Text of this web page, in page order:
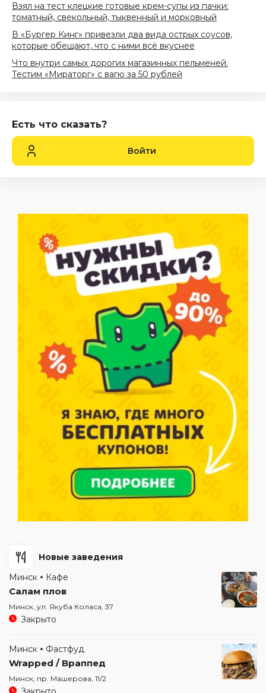
Взял на тест клецкие готовые крем-супы из пачки:
томатный, свекольный, тыквенный и морковный
В «Бургер Кинг» привезли два вида острых соусов,
которые обещают, что с ними всё вкуснее
Что внутри самых дорогих магазинных пельменей.
Тестим «Мираторг» с вагю за 50 рублей
Есть что сказать?
Войти
Новые заведения
Минск
Кафе
Салам плов
Минск, ул. Якуба Коласа, 37
Закрыто
Минск Фастфуд
Wrapped / Враппед
Минск, пр. Машерова, 11/2